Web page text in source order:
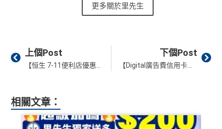
更多關於里先生
Prev
上個Post
【恒生 7-11便利店優惠】用恒生信用卡到7-Eleven消費滿HK$110即享額外1,400 yuu積分 或 $7 +FUN Dollars！額外享高達9,800 yuu積分 或 $77 +FUN Dollars！
下個Post
【Digital廣告費信用卡及手續費比較】Meta ads (IG/facebook廣告)或Google ads用咩卡有里數/現金回贈？首先要識避「蘋果稅Apple Tax」
相關文章：